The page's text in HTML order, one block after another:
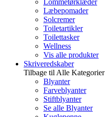
Lommetørklæder
Læbepomader
Solcremer
Toiletartikler
Toilettasker
Wellness
Vis alle produkter
Skriveredskaber
Tilbage til Alle Kategorier
Blyanter
Farveblyanter
Stiftblyanter
Se alle Blyanter